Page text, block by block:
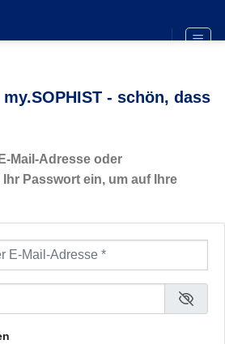
- schön, dass
Mail-Adresse oder
Passwort ein, um auf Ihre
Adresse